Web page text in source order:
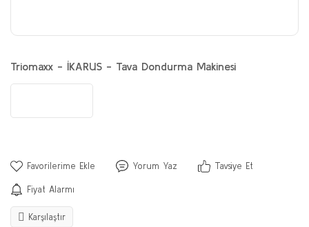
Triomaxx - İKARUS - Tava Dondurma Makinesi
Yorum Yaz Tavsiye Et
Fiyat Alarmı
Karşılaştır